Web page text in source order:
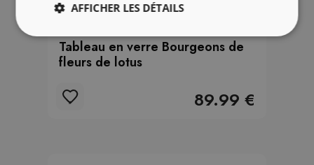
Tableau en verre Bourgeons de
fleurs de lotus
89.99 €
AFFICHER LES DÉTAILS